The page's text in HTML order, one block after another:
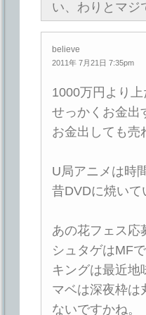
い、わりとマジ
believe
2011年 7月21日 7:35pm
1000万円より
せっかくお金
お金出しても売
U局アニメは時
昔DVDに焼い
あの花フェス応
シュタゲはMF
キングは最近地
マベは深夜枠は
ないですかね。